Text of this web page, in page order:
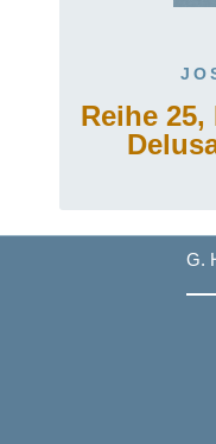
Reihe
G.